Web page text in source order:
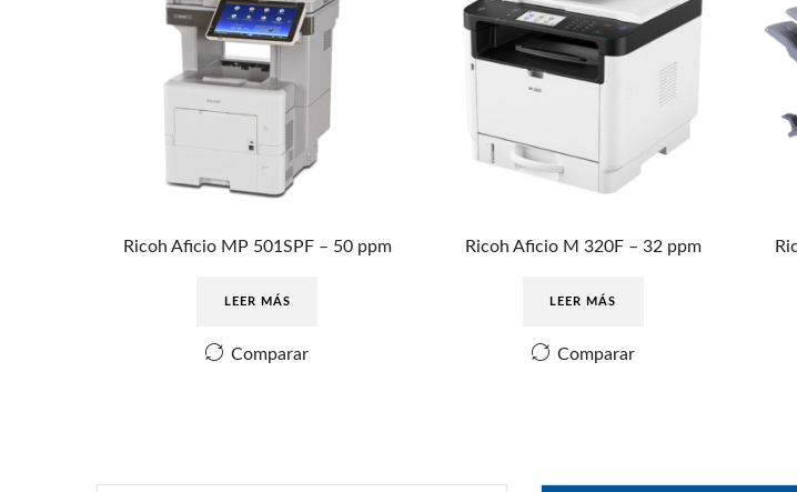
Ricoh Aficio MP 501SPF – 50 ppm
LEER MÁS
Comparar
Ricoh Aficio M 320F – 32 ppm
LEER MÁS
Comparar